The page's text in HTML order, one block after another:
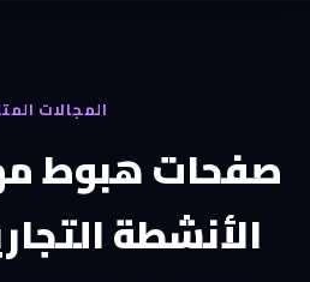
المجالات
صفحات هبوط
الأنشطة